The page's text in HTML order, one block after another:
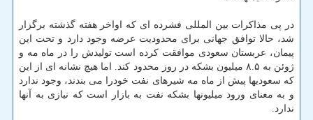
در پی مذاكرات بین المللی فشرده ای كه اواخر هفته گذشته برگزار
شد، حالا توافق جهانی برای محدودیت عرضه وجود دارد و تحت این
پیمان، عربستان سعودی موافقت كرده است تولیدش را در ماه مه و
ژوئن به ۸.۵ میلیون بشكه در روز محدود كند. اما هیچ نشانه ای از این
كه سعودیها پیش از ماه مه شیرهای نفت خودرا می بندند، وجود ندارد
و به معنای ورود میلیونها بشكه نفت به بازار است كه نیازی به آنها
ندارد.